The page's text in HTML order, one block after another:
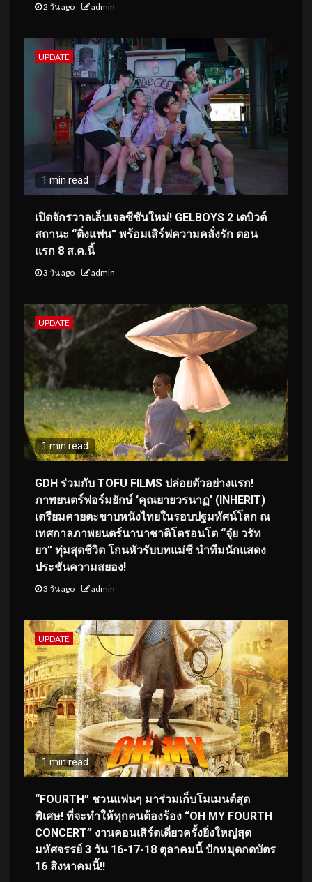
2 วัน ago admin
UPDATE
1 min read
เปิดจักรวาลเล็บเจลซีซันใหม่! GELBOYS 2 เดบิวต์
สถานะ “ติ่งแฟน” พร้อมเสิร์ฟความคลั่งรัก ตอน
แรก 8 ส.ค.นี้
3 วัน ago admin
UPDATE
1 min read
GDH ร่วมกับ TOFU FILMS ปล่อยตัวอย่างแรก!
ภาพยนตร์ฟอร์มยักษ์ ‘คุณยายวรนาฏ’ (INHERIT)
เตรียมคายตะขาบหนังไทยในรอบปฐมทัศน์โลก ณ
เทศกาลภาพยนตร์นานาชาติโตรอนโต “จุ๋ย วรัท
ยา” ทุ่มสุดชีวิต โกนหัวรับบทแม่ชี นำทีมนักแสดง
ประชันความสยอง!
3 วัน ago admin
UPDATE
1 min read
“FOURTH” ชวนแฟนๆ มาร่วมเก็บโมเมนต์สุด
พิเศษ! ที่จะทำให้ทุกคนต้องร้อง “OH MY FOURTH
CONCERT” งานคอนเสิร์ตเดี่ยวครั้งยิ่งใหญ่สุด
มหัศจรรย์ 3 วัน 16-17-18 ตุลาคมนี้ ปักหมุดกดบัตร
16 สิงหาคมนี้!!